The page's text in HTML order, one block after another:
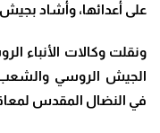
على أعدائها، وأشاد
ونقلت وكالات الأنباء
الجيش الروسي والشعب
في النضال المقدس